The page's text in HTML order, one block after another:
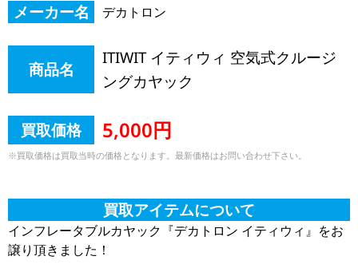
メーカー名 デカトロン
商品名
ITIWIT イティウィ 空気式クルージ
ングカヤック
買取価格 5,000円
※買取価格は買取当時の価格となります。最新価格はお問い合わせ下さい。
買取アイテムについて
インフレータブルカヤック『デカトロン イティウィ』をお
譲り頂きました！